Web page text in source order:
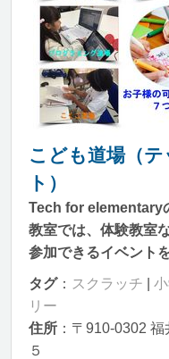
こども道場（
ト）
Tech for elementary
教室では、体験教室
参加できるイベント
タグ： スクラッチ
リー
住所 ：〒910-0302
５